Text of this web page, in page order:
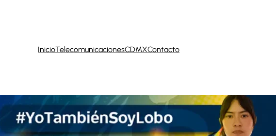
InicioTelecomunicacionesCDMXContacto